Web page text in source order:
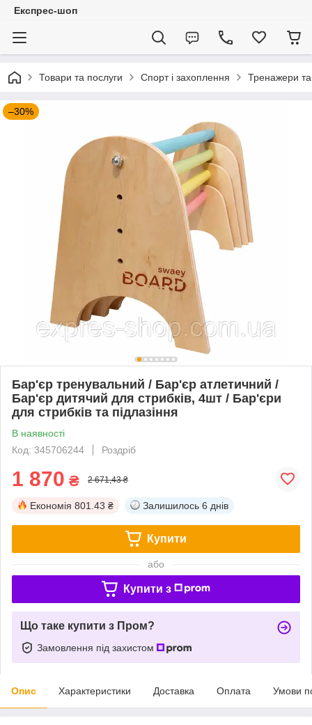
Експрес-шоп
Товари та послуги Спорт і захоплення Тренажери
–30%
Бар'єр тренувальний / Бар'єр атлетичний /
Бар'єр дитячий для стрибків, 4шт / Бар'єри
для стрибків та підлазіння
В наявності
Код: 345706244
Роздріб
1 870 ₴ 2 671,43 ₴
Економія 801.43 ₴ Залишилось 6 днів
Купити
або
Купити з
Що таке купити з Пром?
Замовлення під захистом
Опис Характеристики Доставка Оплата Умови